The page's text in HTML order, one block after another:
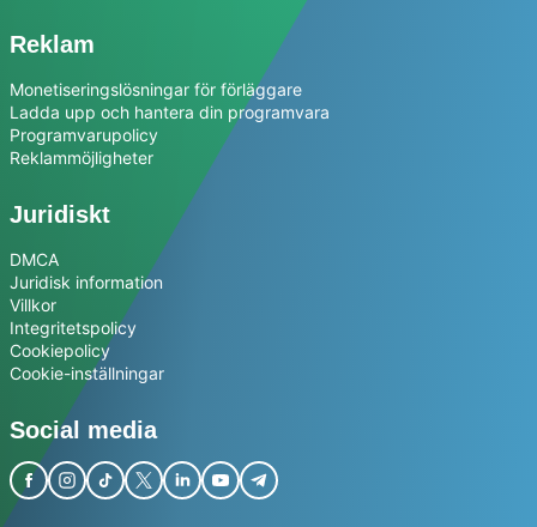
Reklam
Monetiseringslösningar för förläggare
Ladda upp och hantera din programvara
Programvarupolicy
Reklammöjligheter
Juridiskt
DMCA
Juridisk information
Villkor
Integritetspolicy
Cookiepolicy
Cookie-inställningar
Social media